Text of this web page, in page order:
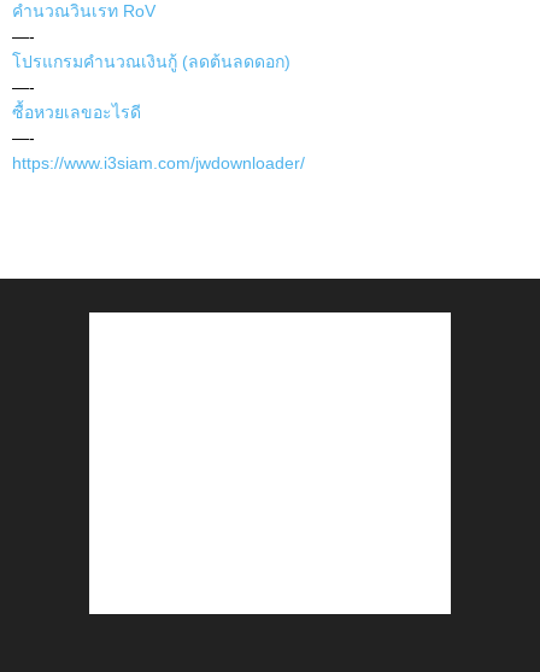
คำนวณวินเรท RoV
—-
โปรแกรมคำนวณเงินกู้ (ลดต้นลดดอก)
—-
ซื้อหวยเลขอะไรดี
—-
https://www.i3siam.com/jwdownloader/